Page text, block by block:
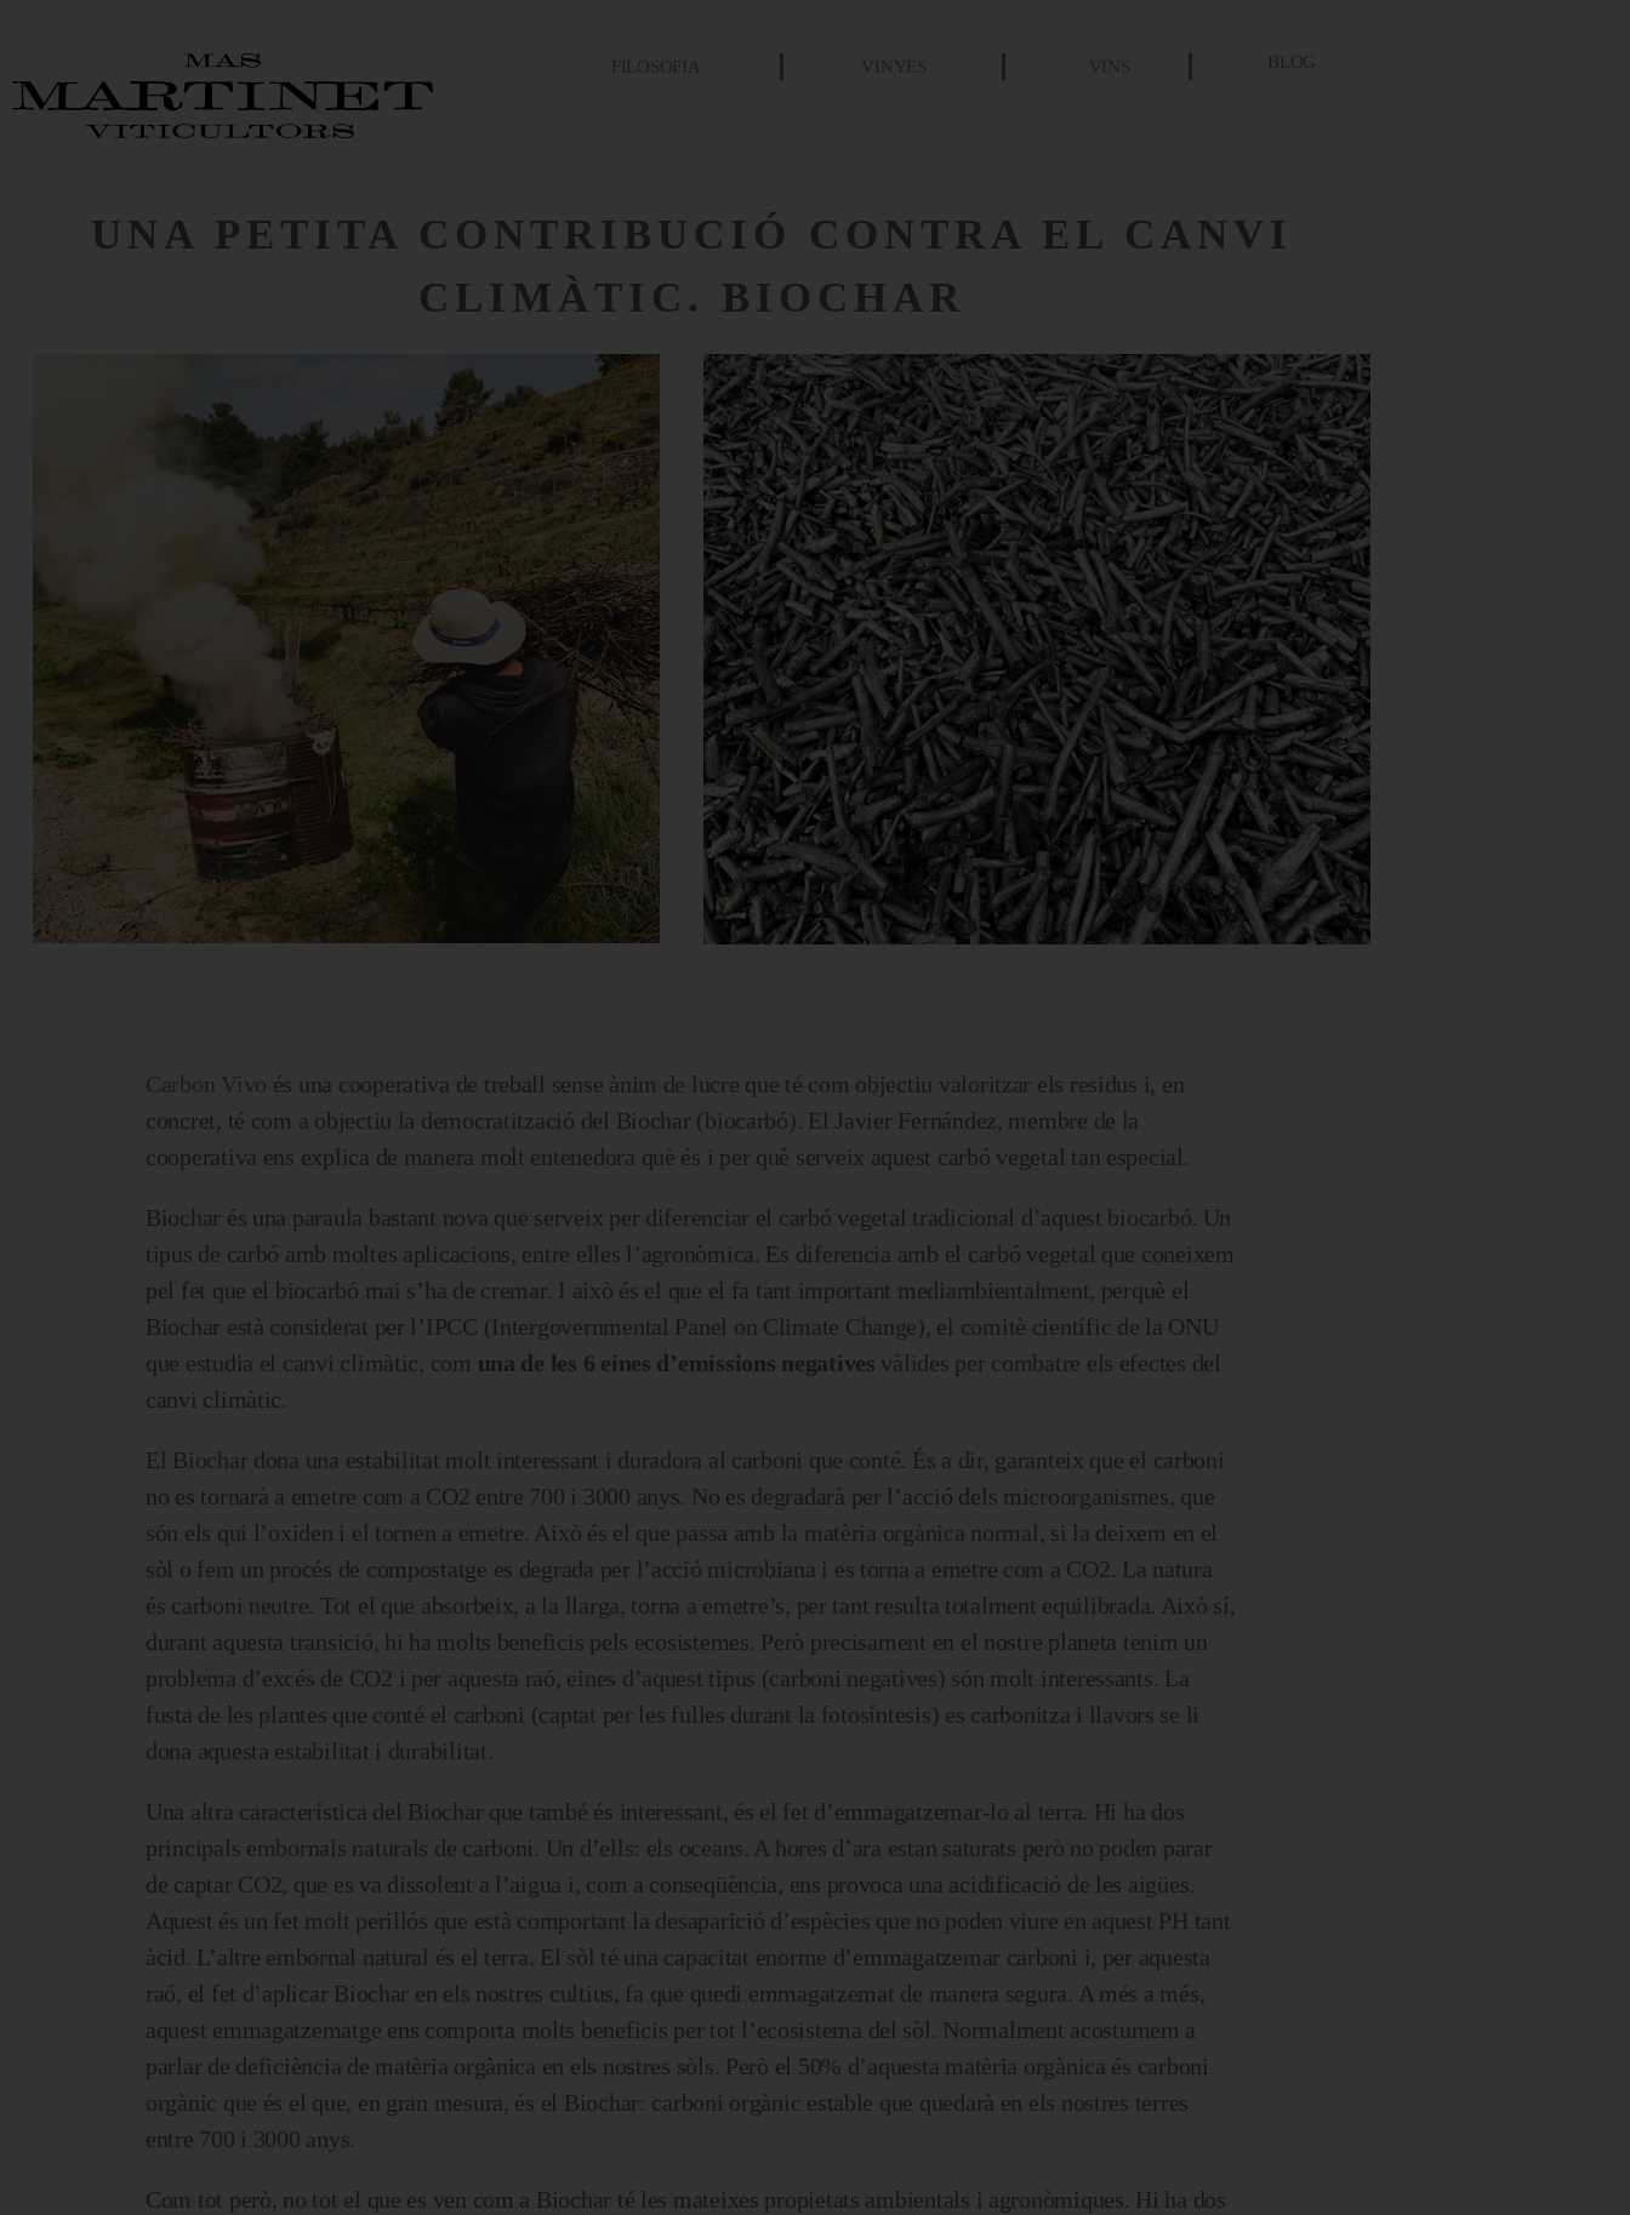
FILOSOFIA VINYES VINS BLOG
UNA PETITA CONTRIBUCIÓ CONTRA EL CANVI
CLIMÀTIC. BIOCHAR
Carbon Vivo és una cooperativa de treball sense ànim de lucre que té com objectiu valoritzar els residus i, en
concret, té com a objectiu la democratització del Biochar (biocarbó). El Javier Fernández, membre de la
cooperativa ens explica de manera molt entenedora què és i per què serveix aquest carbó vegetal tan especial.
Biochar és una paraula bastant nova que serveix per diferenciar el carbó vegetal tradicional d’aquest biocarbó. Un
tipus de carbó amb moltes aplicacions, entre elles l’agronòmica. Es diferencia amb el carbó vegetal que coneixem
pel fet que el biocarbó mai s’ha de cremar. I això és el que el fa tant important mediambientalment, perquè el
Biochar està considerat per l’IPCC (Intergovernmental Panel on Climate Change), el comitè científic de la ONU
que estudia el canvi climàtic, com una de les 6 eines d’emissions negatives vàlides per combatre els efectes del
canvi climàtic.
El Biochar dona una estabilitat molt interessant i duradora al carboni que conté. És a dir, garanteix que el carboni
no es tornarà a emetre com a CO2 entre 700 i 3000 anys. No es degradarà per l’acció dels microorganismes, que
són els qui l’oxiden i el tornen a emetre. Això és el que passa amb la matèria orgànica normal, si la deixem en el
sòl o fem un procés de compostatge es degrada per l’acció microbiana i es torna a emetre com a CO2. La natura
és carboni neutre. Tot el que absorbeix, a la llarga, torna a emetre’s, per tant resulta totalment equilibrada. Això sí,
durant aquesta transició, hi ha molts beneficis pels ecosistemes. Però precisament en el nostre planeta tenim un
problema d’excés de CO2 i per aquesta raó, eines d’aquest tipus (carboni negatives) són molt interessants. La
fusta de les plantes que conté el carboni (captat per les fulles durant la fotosíntesis) es carbonitza i llavors se li
dona aquesta estabilitat i durabilitat.
Una altra característica del Biochar que també és interessant, és el fet d’emmagatzemar-lo al terra. Hi ha dos
principals embornals naturals de carboni. Un d’ells: els oceans. A hores d’ara estan saturats però no poden parar
de captar CO2, que es va dissolent a l’aigua i, com a conseqüència, ens provoca una acidificació de les aigües.
Aquest és un fet molt perillós que està comportant la desaparició d’espècies que no poden viure en aquest PH tant
àcid. L’altre embornal natural és el terra. El sòl té una capacitat enorme d’emmagatzemar carboni i, per aquesta
raó, el fet d’aplicar Biochar en els nostres cultius, fa que quedi emmagatzemat de manera segura. A més a més,
aquest emmagatzematge ens comporta molts beneficis per tot l’ecosistema del sòl. Normalment acostumem a
parlar de deficiència de matèria orgànica en els nostres sòls. Però el 50% d’aquesta matèria orgànica és carboni
orgànic que és el que, en gran mesura, és el Biochar: carboni orgànic estable que quedarà en els nostres terres
entre 700 i 3000 anys.
Com tot però, no tot el que es ven com a Biochar té les mateixes propietats ambientals i agronòmiques. Hi ha dos